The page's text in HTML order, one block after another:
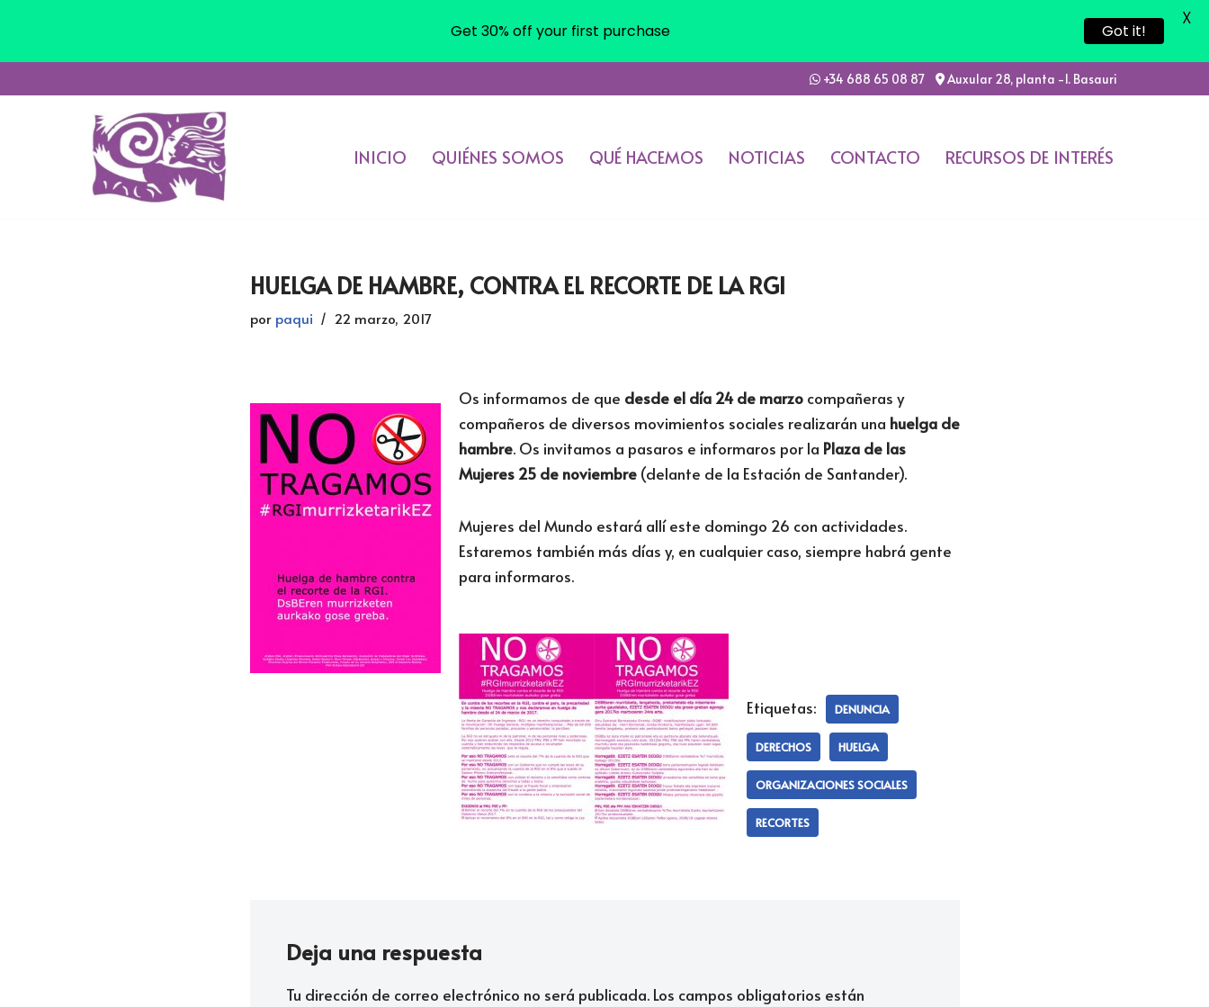
+34 688 65 08 87 Auxular 28, planta -1. Basauri
INICIO QUIÉNES SOMOS QUÉ HACEMOS NOTICIAS CONTACTO RECURSOS DE INTERÉS
HUELGA DE HAMBRE, CONTRA EL RECORTE DE LA RGI
por paqui 22 marzo, 2017
Os informamos de que desde el día 24 de marzocompañeras y
compañeros de diversos movimientos sociales realizarán una huelga de
hambre. Os invitamos a pasaros e informaros por la Plaza de las
Mujeres 25 de noviembre (delante de la Estación de Santander).
Mujeres del Mundo estará allí este domingo 26 con actividades.
Estaremos también más días y, en cualquier caso, siempre habrá gente
para informaros.
Etiquetas: DENUNCIA
DERECHOS HUELGA
ORGANIZACIONES SOCIALES
RECORTES
Deja una respuesta
Tu dirección de correo electrónico no será publicada. Los campos obligatorios están
Get 30% off your first purchase Got it!
X